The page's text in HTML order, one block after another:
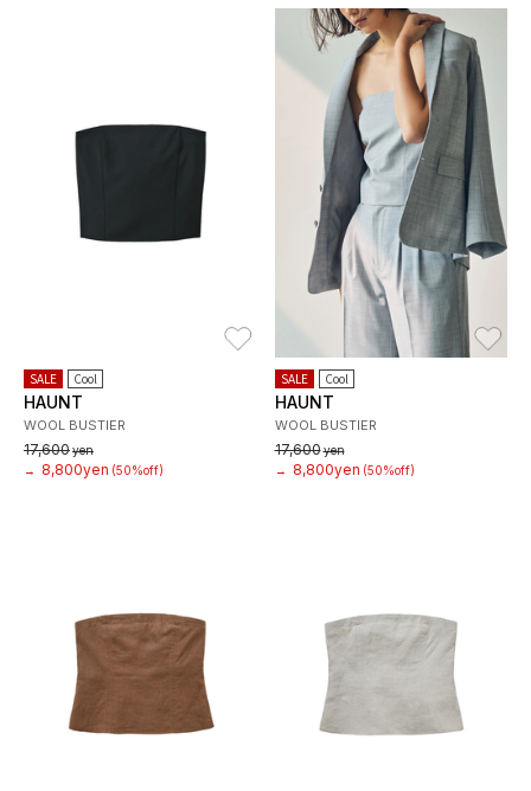
SALE Cool
HAUNT
WOOL BUSTIER
17,600yen
→
8,800yen (50%off)
SALE Cool
HAUNT
WOOL BUSTIER
17,600yen
→
8,800yen (50%off)